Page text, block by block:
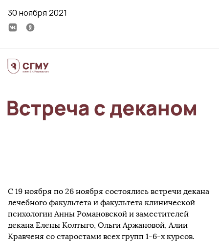
30 ноября 2021
С 19 ноября по 26 ноября состоялись встречи декана
лечебного факультета и факультета клинической
психологии Анны Романовской и заместителей
декана Елены Колтыго, Ольги Аржановой, Алии
Кравченя со старостами всех групп 1-6-х курсов.